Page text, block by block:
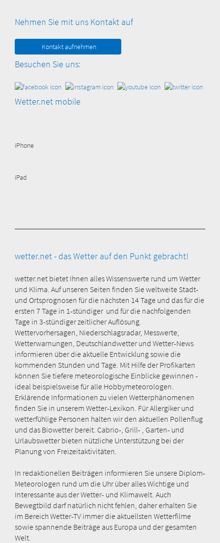
Nehmen Sie mit uns Kontakt auf
Kontakt aufnehmen
Besuchen Sie uns:
Wetter.net mobile
iPhone
iPad
wetter.net - das Wetter auf den Punkt gebracht!
wetter.net bietet Ihnen alles Wissenswerte rund um Wetter
und Klima. Auf unseren Seiten finden Sie weltweite Stadt-
und Ortsprognosen für die nächsten 14 Tage und das für die
ersten 7 Tage in 1-stündiger und für die nachfolgenden
Tage in 3-stündiger zeitlicher Auflösung.
Wettervorhersagen, Niederschlagsradar, Messwerte,
Wetterwarnungen, Deutschlandwetter und Wetter-News
informieren über die aktuelle Entwicklung sowie die
kommenden Stunden und Tage. Mit Hilfe der Profikarten
können Sie tiefere meteorologische Einblicke gewinnen -
ideal beispielsweise für alle Hobbymeteorologen.
Erklärende Informationen zu vielen Wetterphänomenen
finden Sie in unserem Wetter-Lexikon. Für Allergiker und
wetterfühlige Personen halten wir den aktuellen Pollenflug
und das Biowetter bereit. Cabrio-, Grill- , Garten- und
Urlaubswetter bieten nützliche Unterstützung bei der
Planung von Freizeitaktivitäten.
In redaktionellen Beiträgen informieren Sie unsere Diplom-
Meteorologen rund um die Uhr über alles Wichtige und
Interessante aus der Wetter- und Klimawelt. Auch
Bewegtbild darf natürlich nicht fehlen, daher erhalten Sie
im Bereich Wetter-TV immer die aktuellsten Wetterfilme
sowie spannende Beiträge aus Europa und der gesamten
Welt.